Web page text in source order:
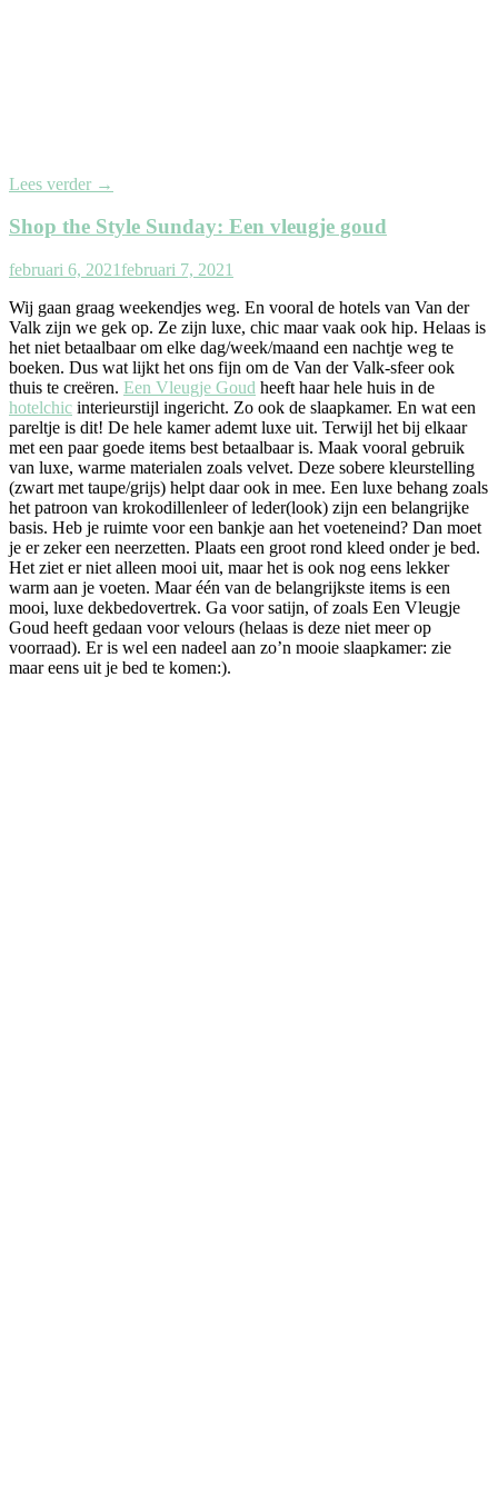
Lees verder →
Shop the Style Sunday: Een vleugje goud
februari 6, 2021februari 7, 2021
Wij gaan graag weekendjes weg. En vooral de hotels van Van der
Valk zijn we gek op. Ze zijn luxe, chic maar vaak ook hip. Helaas is
het niet betaalbaar om elke dag/week/maand een nachtje weg te
boeken. Dus wat lijkt het ons fijn om de Van der Valk-sfeer ook
thuis te creëren. Een Vleugje Goud heeft haar hele huis in de
hotelchic interieurstijl ingericht. Zo ook de slaapkamer. En wat een
pareltje is dit! De hele kamer ademt luxe uit. Terwijl het bij elkaar
met een paar goede items best betaalbaar is. Maak vooral gebruik
van luxe, warme materialen zoals velvet. Deze sobere kleurstelling
(zwart met taupe/grijs) helpt daar ook in mee. Een luxe behang zoals
het patroon van krokodillenleer of leder(look) zijn een belangrijke
basis. Heb je ruimte voor een bankje aan het voeteneind? Dan moet
je er zeker een neerzetten. Plaats een groot rond kleed onder je bed.
Het ziet er niet alleen mooi uit, maar het is ook nog eens lekker
warm aan je voeten. Maar één van de belangrijkste items is een
mooi, luxe dekbedovertrek. Ga voor satijn, of zoals Een Vleugje
Goud heeft gedaan voor velours (helaas is deze niet meer op
voorraad). Er is wel een nadeel aan zo’n mooie slaapkamer: zie
maar eens uit je bed te komen:).